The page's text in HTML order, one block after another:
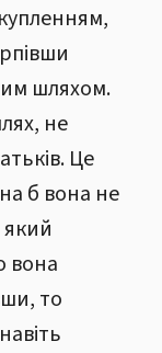
шляхом.
не
Це
б вона не
який
вона
то